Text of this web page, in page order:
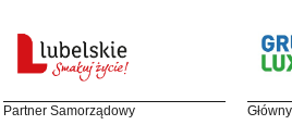
Partner Samorządowy